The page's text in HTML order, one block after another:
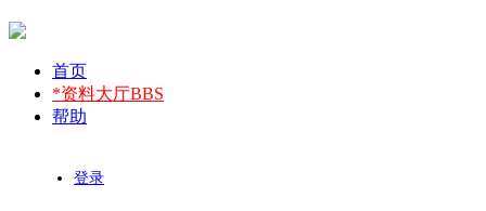
首页
*资料大厅BBS
帮助
登录